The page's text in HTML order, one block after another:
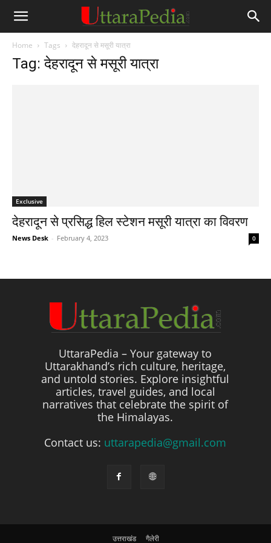
Home Tags देहरादून से मसूरी यात्रा
Tag: देहरादून से मसूरी यात्रा
Exclusive
देहरादून से प्रसिद्ध हिल स्टेशन मसूरी यात्रा का विवरण
News Desk - February 4, 2023 0
UttaraPedia – Your gateway to
Uttarakhand’s rich culture, heritage,
and untold stories. Explore insightful
articles, travel guides, and local
narratives that celebrate the spirit of
the Himalayas.
Contact us: uttarapedia@gmail.com
उत्तराखंड गैलेरी